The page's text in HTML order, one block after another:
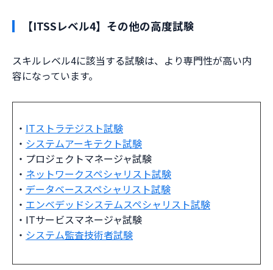
【ITSSレベル4】その他の高度試験
スキルレベル4に該当する試験は、より専門性が高い内
容になっています。
・ ITストラテジスト試験
・ システムアーキテクト試験
・プロジェクトマネージャ試験
・ ネットワークスペシャリスト試験
・ データベーススペシャリスト試験
・ エンベデッドシステムスペシャリスト試験
・ITサービスマネージャ試験
・ システム監査技術者試験